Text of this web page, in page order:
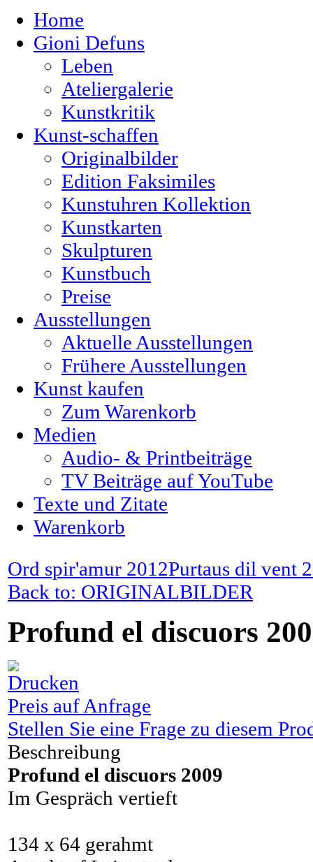
Home
Gioni Defuns
Leben
Ateliergalerie
Kunstkritik
Kunst-schaffen
Originalbilder
Edition Faksimiles
Kunstuhren Kollektion
Kunstkarten
Skulpturen
Kunstbuch
Preise
Ausstellungen
Aktuelle Ausstellungen
Frühere Ausstellungen
Kunst kaufen
Zum Warenkorb
Medien
Audio- & Printbeiträge
TV Beiträge auf YouTube
Texte und Zitate
Warenkorb
Ord spir'amur 2012Purtaus dil vent
Back to: ORIGINALBILDER
Profund el discuors
Preis auf Anfrage
Stellen Sie eine Frage zu diesem
Beschreibung
Profund el discuors 2009
Im Gespräch vertieft
134 x 64 gerahmt